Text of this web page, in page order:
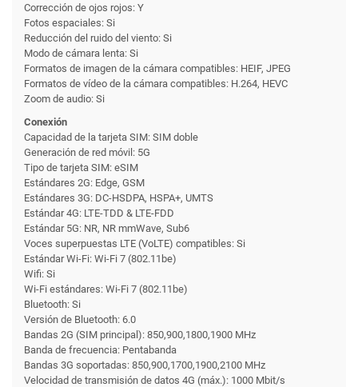
Corrección de ojos rojos: Y
Fotos espaciales: Si
Reducción del ruido del viento: Si
Modo de cámara lenta: Si
Formatos de imagen de la cámara compatibles: HEIF, JPEG
Formatos de vídeo de la cámara compatibles: H.264, HEVC
Zoom de audio: Si
Conexión
Capacidad de la tarjeta SIM: SIM doble
Generación de red móvil: 5G
Tipo de tarjeta SIM: eSIM
Estándares 2G: Edge, GSM
Estándares 3G: DC-HSDPA, HSPA+, UMTS
Estándar 4G: LTE-TDD & LTE-FDD
Estándar 5G: NR, NR mmWave, Sub6
Voces superpuestas LTE (VoLTE) compatibles: Si
Estándar Wi-Fi: Wi-Fi 7 (802.11be)
Wifi: Si
Wi-Fi estándares: Wi-Fi 7 (802.11be)
Bluetooth: Si
Versión de Bluetooth: 6.0
Bandas 2G (SIM principal): 850,900,1800,1900 MHz
Banda de frecuencia: Pentabanda
Bandas 3G soportadas: 850,900,1700,1900,2100 MHz
Velocidad de transmisión de datos 4G (máx.): 1000 Mbit/s